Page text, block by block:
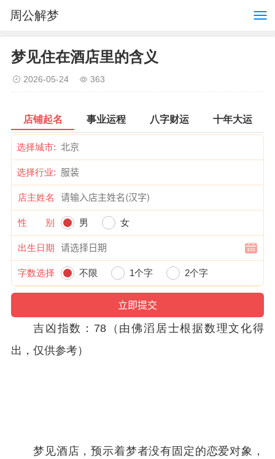
周公解梦
梦见住在酒店里的含义
2026-05-24 363
店铺起名 事业运程 八字财运 十年大运
选择城市:
选择行业:
店主姓名
性 别 男 女
出生日期
字数选择 不限 1个字 2个字
吉凶指数：78（由佛滔居士根据数理文化得
出，仅供参考）
梦见酒店，预示着梦者没有固定的恋爱对象，